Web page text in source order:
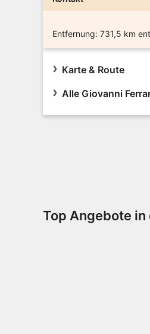
Entfernung: 731,5 km
Karte & Route
Alle Giovanni
Top Angebote in